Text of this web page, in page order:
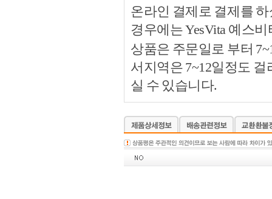
온라인 결제로 결제를
경우에는 YesVita 예스
상품은 주문일로 부터
서지역은 7~12일정도
실 수 있습니다.